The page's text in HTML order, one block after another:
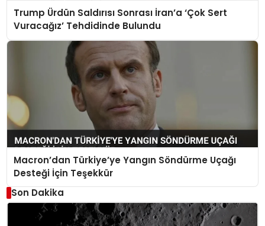
Trump Ürdün Saldırısı Sonrası İran’a ‘Çok Sert
Vuracağız’ Tehdidinde Bulundu
Macron’dan Türkiye’ye Yangın Söndürme Uçağı
Desteği İçin Teşekkür
Son Dakika